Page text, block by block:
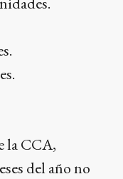
la CCA,
del año no